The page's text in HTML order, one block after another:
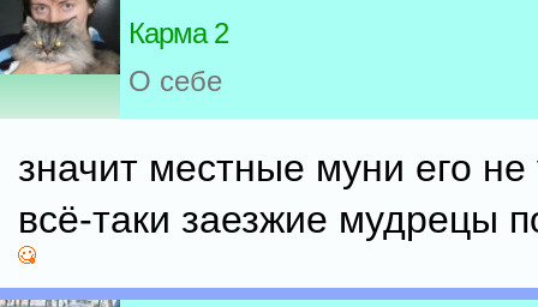
Карма 2
О себе
значит местные муни его
всё-таки заезжие мудрецы